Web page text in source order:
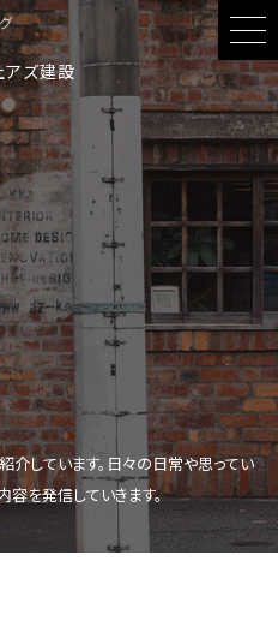
ズ建設
介しています。日々の日常や思ってい
を発信していきます。